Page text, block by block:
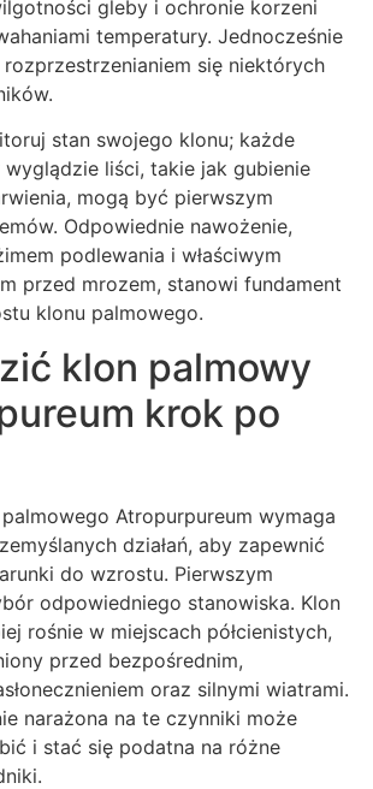
gleby i ochronie korzeni
temperatury. Jednocześnie
się niektórych
stan swojego klonu; każde
wyglądzie liści, takie jak gubienie
mogą być pierwszym
Odpowiednie nawożenie,
podlewania i właściwym
przed mrozem, stanowi fundament
klonu palmowego.
klon palmowy
krok po
Atropurpureum wymaga
działań, aby zapewnić
do wzrostu. Pierwszym
odpowiedniego stanowiska. Klon
rośnie w miejscach półcienistych,
przed bezpośrednim,
oraz silnymi wiatrami.
narażona na te czynniki może
i stać się podatna na różne